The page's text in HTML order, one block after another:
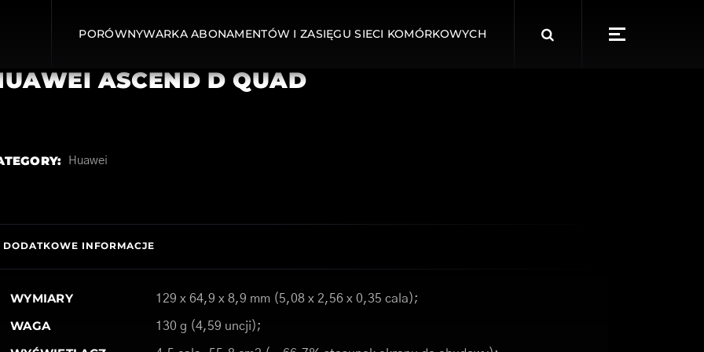
PORÓWNYWARKA ABONAMENTÓW I ZASIĘGU SIECI KOMÓRKOWYCH
for:
ASCEND D QUAD
Huawei
DODATKOWE INFORMACJE
WYMIARY 129 x 64,9 x 8,9 mm (5,08 x 2,56 x 0,35 cala);
WAGA 130 g (4,59 uncji);